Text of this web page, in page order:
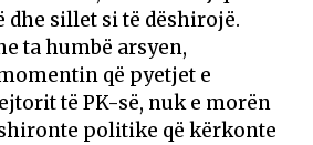
dhe sillet si të dëshirojë.
ta humbë arsyen,
që pyetjet e
të PK-së, nuk e morën
politike që kërkonte